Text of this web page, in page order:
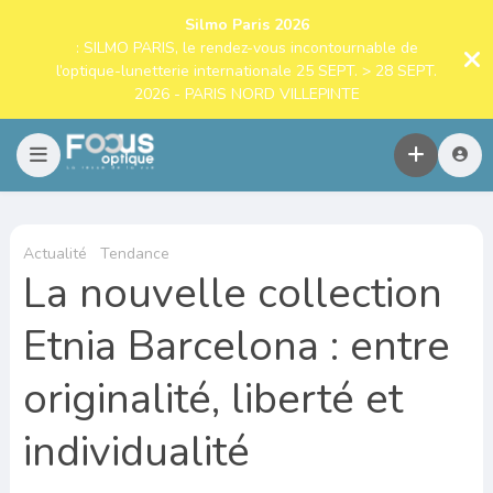
Silmo Paris 2026
: SILMO PARIS, le rendez-vous incontournable de
l’optique-lunetterie internationale 25 SEPT. > 28 SEPT.
2026 - PARIS NORD VILLEPINTE
Actualité Tendance
La nouvelle collection
Etnia Barcelona : entre
originalité, liberté et
individualité